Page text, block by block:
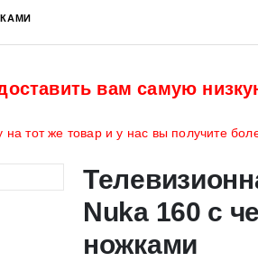
вам самую
тот же товар и у нас вы получите
Nuka 160 с
ножками